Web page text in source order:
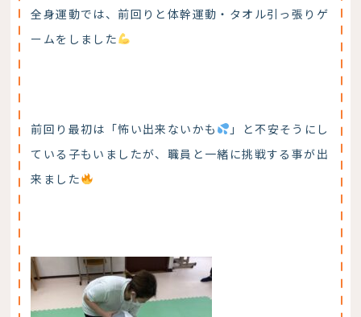
全身運動では、前回りと体幹運動・タオル引っ張りゲ
ームをしました
前回り最初は「怖い出来ないかも
」と不安そうにし
ている子もいましたが、職員と一緒に挑戦する事が出
来ました